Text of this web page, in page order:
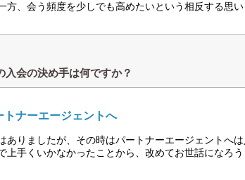
方、会う頻度を少しでも高めたいという相反する思い
会の決め手は何ですか？
ナーエージェントへ
ありましたが、その時はパートナーエージェントへ
上手くいかなかったことから、改めてお世話になろう